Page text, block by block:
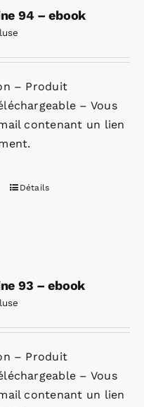
94 – ebook
– Produit
– Vous
contenant un lien
Détails
93 – ebook
– Produit
– Vous
contenant un lien